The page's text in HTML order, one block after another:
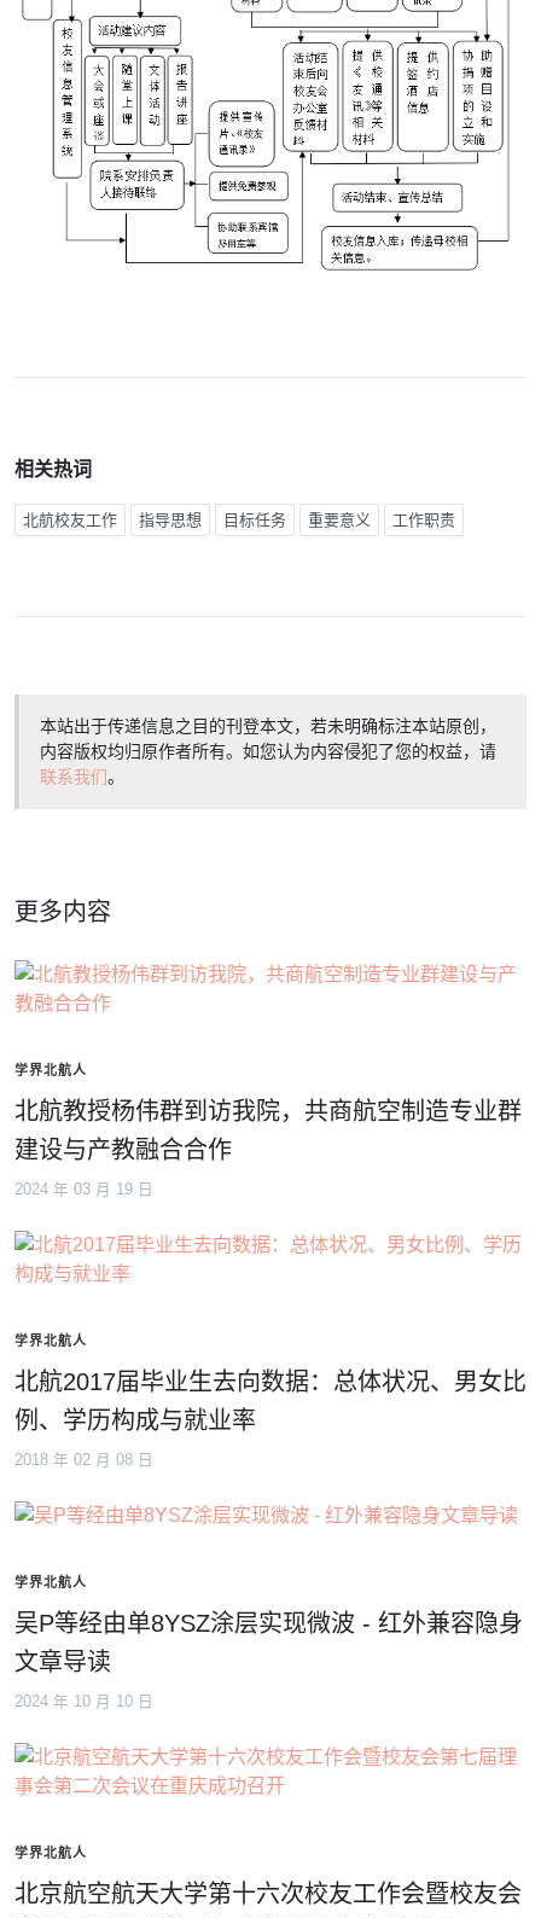
相关热词
北航校友工作 指导思想 目标任务 重要意义 工作职责
本站出于传递信息之目的刊登本文，若未明确标注本站原创，
内容版权均归原作者所有。如您认为内容侵犯了您的权益，请
联系我们。
更多内容
学界北航人
北航教授杨伟群到访我院，共商航空制造专业群
建设与产教融合合作
2024 年 03 月 19 日
学界北航人
北航2017届毕业生去向数据：总体状况、男女比
例、学历构成与就业率
2018 年 02 月 08 日
学界北航人
吴P等经由单8YSZ涂层实现微波 - 红外兼容隐身
文章导读
2024 年 10 月 10 日
学界北航人
北京航空航天大学第十六次校友工作会暨校友会